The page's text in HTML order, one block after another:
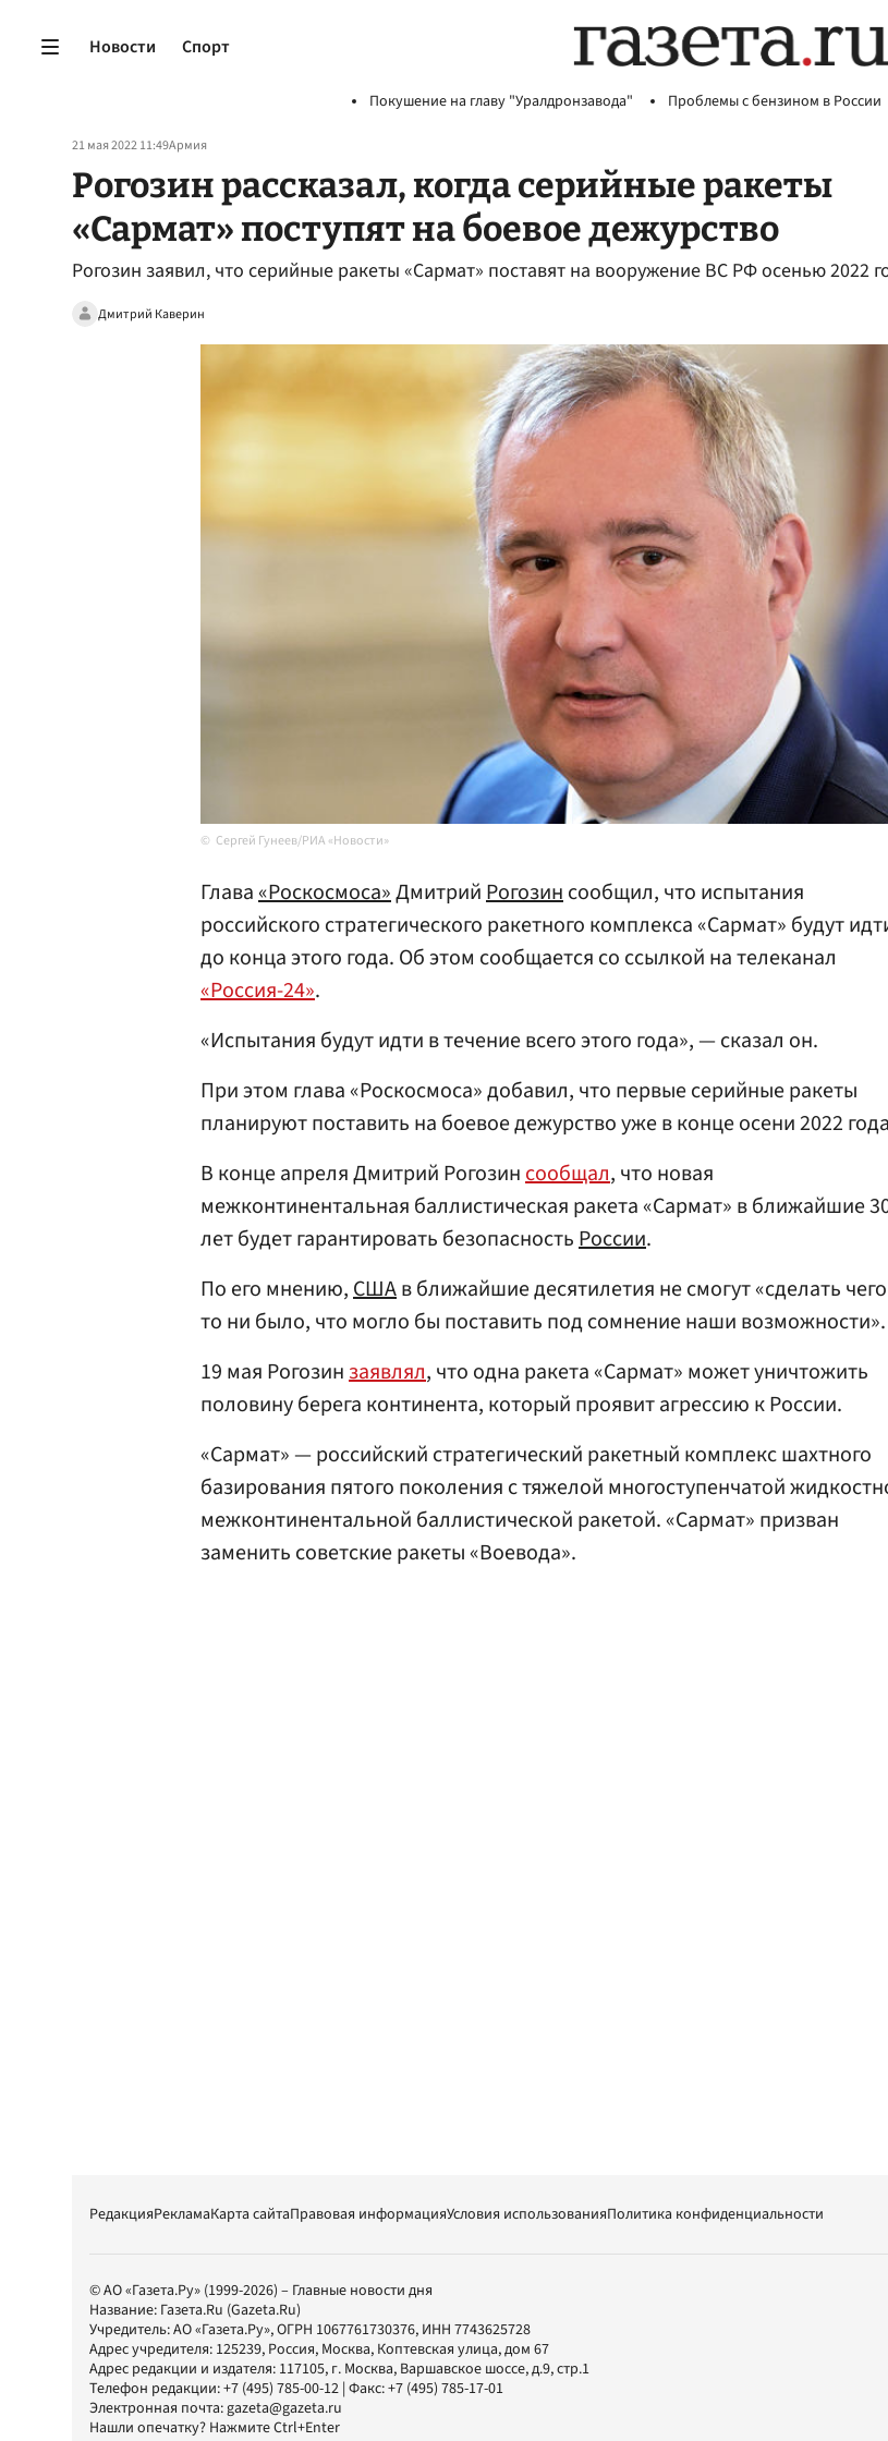
Новости Спорт
Покушение на главу "Уралдронзавода" Проблемы с бензином в России
21 мая 2022 11:49Армия
Рогозин рассказал, когда серийные ракеты
«Сармат» поступят на боевое дежурство
Рогозин заявил, что серийные ракеты «Сармат» поставят на вооружение ВС РФ осенью 2022
Дмитрий Каверин
Сергей Гунеев/РИА «Новости»
Глава«Роскосмоса»ДмитрийРогозинсообщил, что испытания
российского стратегического ракетного комплекса «Сармат» будут
до конца этого года. Об этом сообщается со ссылкой на телеканал
«Россия-24».
«Испытания будут идти в течение всего этого года», — сказал он.
При этом глава «Роскосмоса» добавил, что первые серийные ракеты
планируют поставить на боевое дежурство уже в конце осени 2022
В конце апреля Дмитрий Рогозинсообщал, что новая
межконтинентальная баллистическая ракета «Сармат» в ближайшие
лет будет гарантировать безопасностьРоссии.
По его мнению,СШАв ближайшие десятилетия не смогут «сделать
то ни было, что могло бы поставить под сомнение наши возможности».
19 мая Рогозинзаявлял, что одна ракета «Сармат» может уничтожить
половину берега континента, который проявит агрессию к России.
«Сармат» — российский стратегический ракетный комплекс шахтного
базирования пятого поколения с тяжелой многоступенчатой
межконтинентальной баллистической ракетой. «Сармат» призван
заменить советские ракеты «Воевода».
РедакцияРекламаКарта сайтаПравовая информацияУсловия использованияПолитика конфиденциальности
© АО «Газета.Ру» (1999-2026) – Главные новости дня
Название: Газета.Ru (Gazeta.Ru)
Учредитель:АО «Газета.Ру», ОГРН 1067761730376, ИНН 7743625728
Адрес учредителя: 125239, Россия, Москва, Коптевская улица, дом 67
Адрес редакции и издателя: 117105, г. Москва, Варшавское шоссе, д.9, стр.1
Телефон редакции:+7 (495) 785-00-12 | Факс:+7 (495) 785-17-01
Электронная почта:gazeta@gazeta.ru
Нашли опечатку? Нажмите Ctrl+Enter